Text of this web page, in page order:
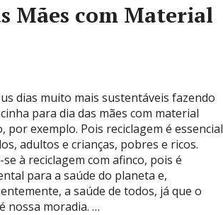
Mães com Material
dias muito mais sustentáveis fazendo
para dia das mães com material
por exemplo. Pois reciclagem é essencial
adultos e crianças, pobres e ricos.
se à reciclagem com afinco, pois é
para a saúde do planeta e,
a saúde de todos, já que o
nossa moradia. …